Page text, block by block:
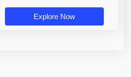
Explore Now